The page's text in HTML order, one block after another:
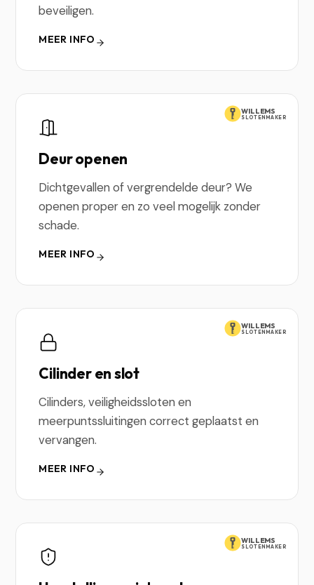
beveiligen.
MEER INFO
WILLEMS
SLOTENMAKER
Deur openen
Dichtgevallen of vergrendelde deur? We
openen proper en zo veel mogelijk zonder
schade.
MEER INFO
WILLEMS
SLOTENMAKER
Cilinder en slot
Cilinders, veiligheidssloten en
meerpuntssluitingen correct geplaatst en
vervangen.
MEER INFO
WILLEMS
SLOTENMAKER